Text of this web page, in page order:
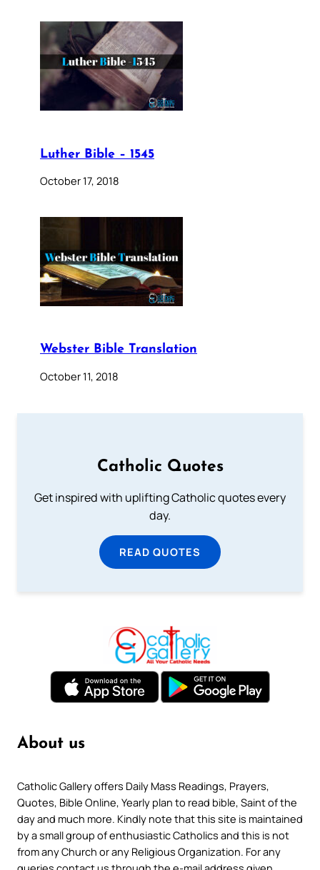
Luther Bible – 1545
October 17, 2018
Webster Bible Translation
October 11, 2018
Catholic Quotes
Get inspired with uplifting Catholic quotes every
day.
READ QUOTES
About us
Catholic Gallery offers Daily Mass Readings, Prayers,
Quotes, Bible Online, Yearly plan to read bible, Saint of the
day and much more. Kindly note that this site is maintained
by a small group of enthusiastic Catholics and this is not
from any Church or any Religious Organization. For any